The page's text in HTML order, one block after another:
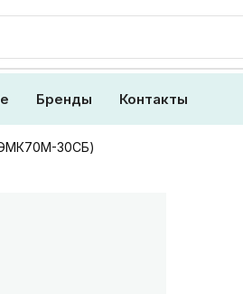
Бренды Контакты
30СБ)